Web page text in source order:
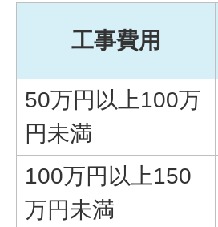
工事費用
50万円以上100万
円未満
100万円以上150
万円未満